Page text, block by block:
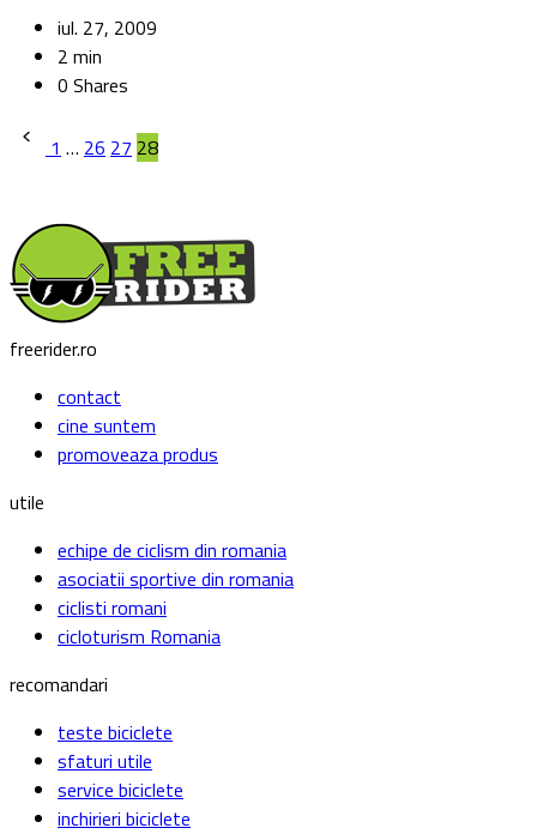
iul. 27, 2009
2 min
0 Shares
Paginație
1 … 26 27 28
freerider.ro
contact
cine suntem
promoveaza produs
utile
echipe de ciclism din romania
asociatii sportive din romania
ciclisti romani
cicloturism Romania
recomandari
teste biciclete
sfaturi utile
service biciclete
inchirieri biciclete